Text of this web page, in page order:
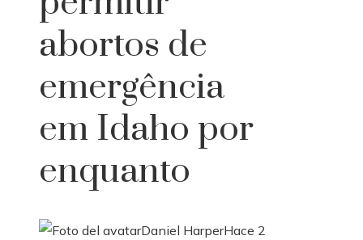
abortos de
emergência
em Idaho por
enquanto
Daniel HarperHace 2